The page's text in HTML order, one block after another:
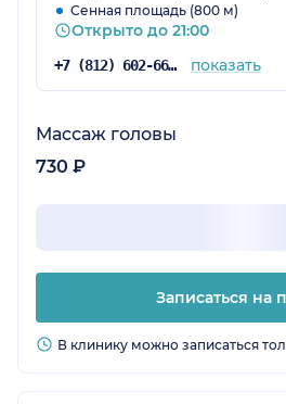
Сенная площадь (800 м)
Открыто до 21:00
+7 (812) 602-66-04 показать
Массаж головы
730 ₽
Записаться на
В клинику можно записаться